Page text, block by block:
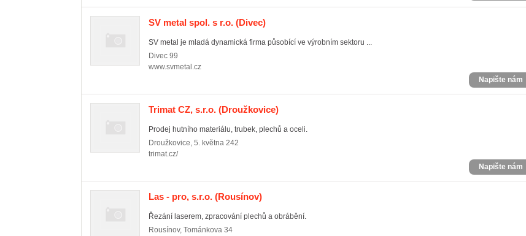
SV metal spol. s r.o. (Divec)
SV metal je mladá dynamická firma působící ve výrobním sektoru ...
Divec 99
www.svmetal.cz
Napište nám
Trimat CZ, s.r.o. (Droužkovice)
Prodej hutního materiálu, trubek, plechů a oceli.
Droužkovice, 5. května 242
trimat.cz/
Napište nám
Las - pro, s.r.o. (Rousínov)
Řezání laserem, zpracování plechů a obrábění.
Rousínov, Tománkova 34